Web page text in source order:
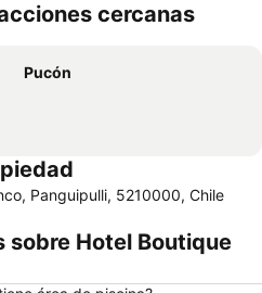
cercanas
Pucón
Panguipulli, 5210000, Chile
sobre Hotel Boutique